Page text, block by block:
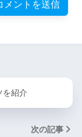
を紹介
次の記事